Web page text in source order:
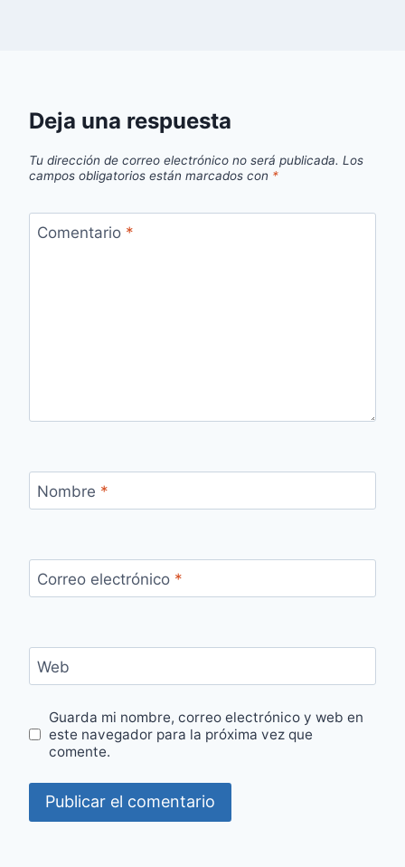
Deja una respuesta
Tu dirección de correo electrónico no será publicada. Los
campos obligatorios están marcados con *
Comentario *
Nombre *
Correo electrónico *
Web
Guarda mi nombre, correo electrónico y web en
este navegador para la próxima vez que
comente.